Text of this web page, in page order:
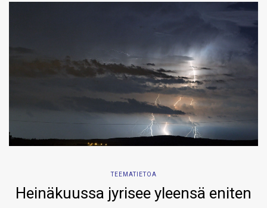
TEEMATIETOA
Heinäkuussa jyrisee yleensä eniten